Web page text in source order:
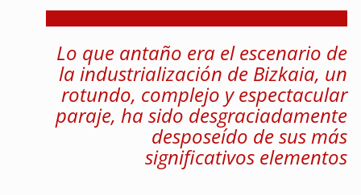
Lo que antaño era el escenario de
la industrialización de Bizkaia, un
rotundo, complejo y espectacular
paraje, ha sido desgraciadamente
desposeído de sus más
significativos elementos